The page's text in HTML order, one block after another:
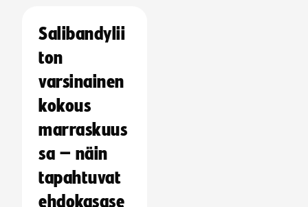
Salibandylii
ton
varsinainen
kokous
marraskuus
sa – näin
tapahtuvat
ehdokasase